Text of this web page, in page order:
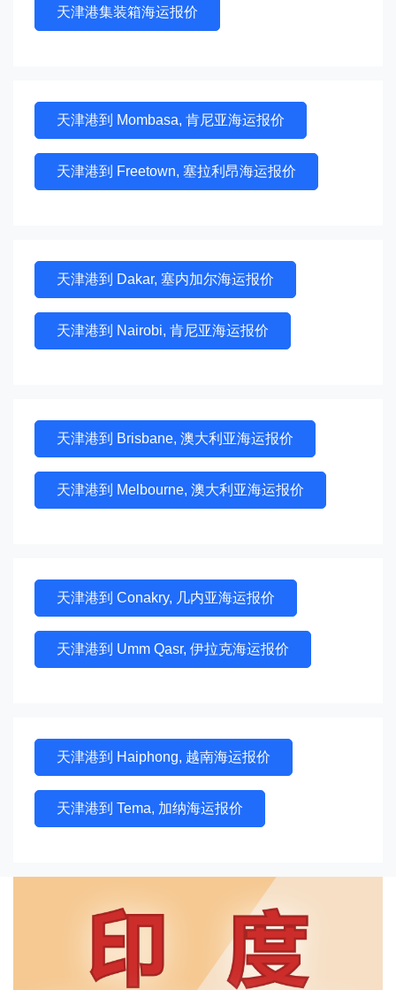
天津港集装箱海运报价
天津港到 Mombasa, 肯尼亚海运报价
天津港到 Freetown, 塞拉利昂海运报价
天津港到 Dakar, 塞内加尔海运报价
天津港到 Nairobi, 肯尼亚海运报价
天津港到 Brisbane, 澳大利亚海运报价
天津港到 Melbourne, 澳大利亚海运报价
天津港到 Conakry, 几内亚海运报价
天津港到 Umm Qasr, 伊拉克海运报价
天津港到 Haiphong, 越南海运报价
天津港到 Tema, 加纳海运报价